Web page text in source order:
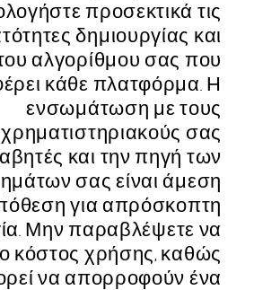
προσεκτικά τις
δημιουργίας και
αλγορίθμου σας που
κάθε πλατφόρμα. Η
ενσωμάτωση με τους
χρηματιστηριακούς σας
και την πηγή των
σας είναι άμεση
για απρόσκοπτη
Μην παραβλέψετε να
κόστος χρήσης, καθώς
να απορροφούν ένα